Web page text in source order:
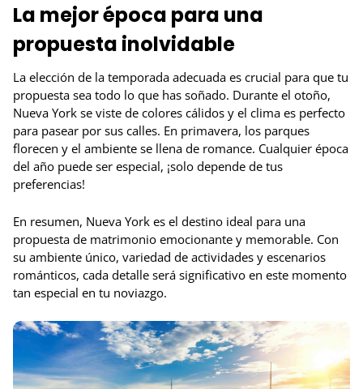
La mejor época para una
propuesta inolvidable
La elección de la temporada adecuada es crucial para que tu
propuesta sea todo lo que has soñado. Durante el otoño,
Nueva York se viste de colores cálidos y el clima es perfecto
para pasear por sus calles. En primavera, los parques
florecen y el ambiente se llena de romance. Cualquier época
del año puede ser especial, ¡solo depende de tus
preferencias!
En resumen, Nueva York es el destino ideal para una
propuesta de matrimonio emocionante y memorable. Con
su ambiente único, variedad de actividades y escenarios
románticos, cada detalle será significativo en este momento
tan especial en tu noviazgo.